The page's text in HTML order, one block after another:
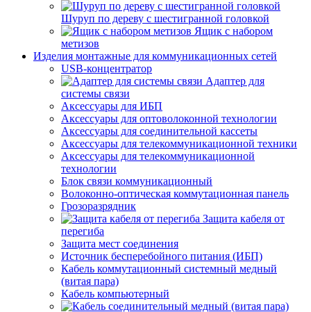
Шуруп по дереву с шестигранной головкой
Ящик с набором
метизов
Изделия монтажные для коммуникационных сетей
USB-концентратор
Адаптер для
системы связи
Аксессуары для ИБП
Аксессуары для оптоволоконной технологии
Аксессуары для соединительной кассеты
Аксессуары для телекоммуникационной техники
Аксессуары для телекоммуникационной
технологии
Блок связи коммуникационный
Волоконно-оптическая коммутационная панель
Грозоразрядник
Защита кабеля от
перегиба
Защита мест соединения
Источник бесперебойного питания (ИБП)
Кабель коммутационный системный медный
(витая пара)
Кабель компьютерный